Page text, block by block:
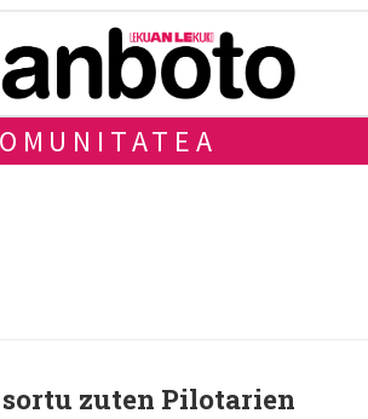
sortu zuten Pilotarien